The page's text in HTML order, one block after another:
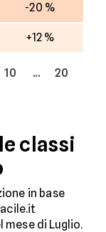
-20 %
+12 %
10 ... 20
classi
in base
di Luglio.